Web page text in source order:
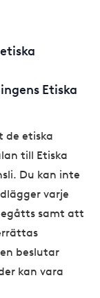
Etiska
de etiska
till Etiska
Du kan inte
varje
samt att
beslutar
kan vara